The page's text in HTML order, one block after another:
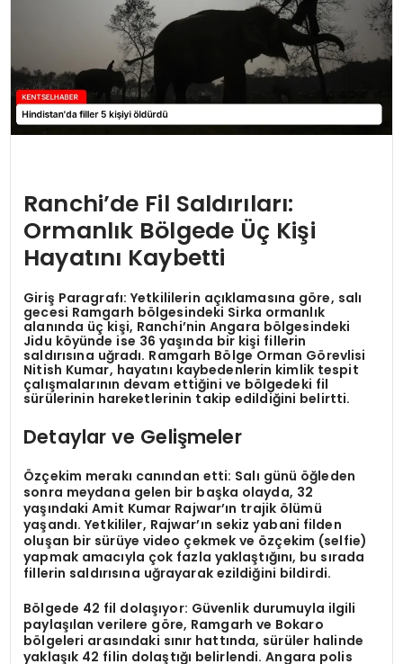
KÜLTÜR & SANAT
SPOR
SAĞLIK
Ranchi’de Fil Saldırıları:
Ormanlık Bölgede Üç Kişi
Hayatını Kaybetti
Giriş Paragrafı: Yetkililerin açıklamasına göre, salı
gecesi Ramgarh bölgesindeki Sirka ormanlık
alanında üç kişi, Ranchi’nin Angara bölgesindeki
Jidu köyünde ise 36 yaşında bir kişi fillerin
saldırısına uğradı. Ramgarh Bölge Orman Görevlisi
Nitish Kumar, hayatını kaybedenlerin kimlik tespit
çalışmalarının devam ettiğini ve bölgedeki fil
sürülerinin hareketlerinin takip edildiğini belirtti.
Detaylar ve Gelişmeler
Özçekim merakı canından etti: Salı günü öğleden
sonra meydana gelen bir başka olayda, 32
yaşındaki Amit Kumar Rajwar’ın trajik ölümü
yaşandı. Yetkililer, Rajwar’ın sekiz yabani filden
oluşan bir sürüye video çekmek ve özçekim (selfie)
yapmak amacıyla çok fazla yaklaştığını, bu sırada
fillerin saldırısına uğrayarak ezildiğini bildirdi.
Bölgede 42 fil dolaşıyor: Güvenlik durumuyla ilgili
paylaşılan verilere göre, Ramgarh ve Bokaro
bölgeleri arasındaki sınır hattında, sürüler halinde
yaklaşık 42 filin dolaştığı belirlendi. Angara polis